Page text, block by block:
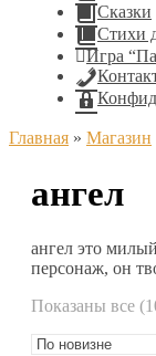
Сказки
Стихи
Игра
Главная » Магазин
ангел
ангел это
персонаж, он
Показаны все